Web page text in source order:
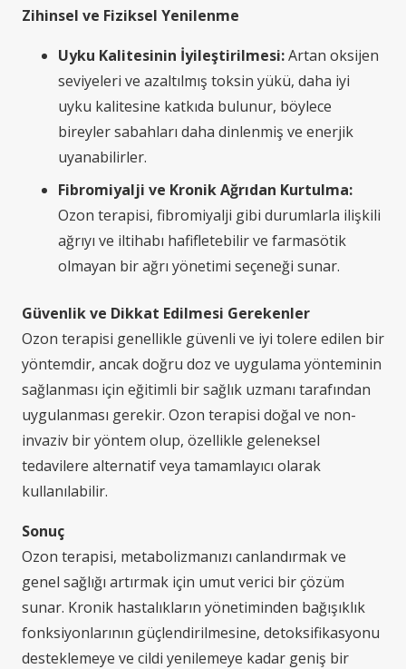
Zihinsel ve Fiziksel Yenilenme
Uyku Kalitesinin İyileştirilmesi:Artan oksijen
seviyeleri ve azaltılmış toksin yükü, daha iyi
uyku kalitesine katkıda bulunur, böylece
bireyler sabahları daha dinlenmiş ve enerjik
uyanabilirler.
Fibromiyalji ve Kronik Ağrıdan Kurtulma:
Ozon terapisi, fibromiyalji gibi durumlarla ilişkili
ağrıyı ve iltihabı hafifletebilir ve farmasötik
olmayan bir ağrı yönetimi seçeneği sunar.
Güvenlik ve Dikkat Edilmesi Gerekenler
Ozon terapisi genellikle güvenli ve iyi tolere edilen bir
yöntemdir, ancak doğru doz ve uygulama yönteminin
sağlanması için eğitimli bir sağlık uzmanı tarafından
uygulanması gerekir. Ozon terapisi doğal ve non-
invaziv bir yöntem olup, özellikle geleneksel
tedavilere alternatif veya tamamlayıcı olarak
kullanılabilir.
Sonuç
Ozon terapisi, metabolizmanızı canlandırmak ve
genel sağlığı artırmak için umut verici bir çözüm
sunar. Kronik hastalıkların yönetiminden bağışıklık
fonksiyonlarının güçlendirilmesine, detoksifikasyonu
desteklemeye ve cildi yenilemeye kadar geniş bir